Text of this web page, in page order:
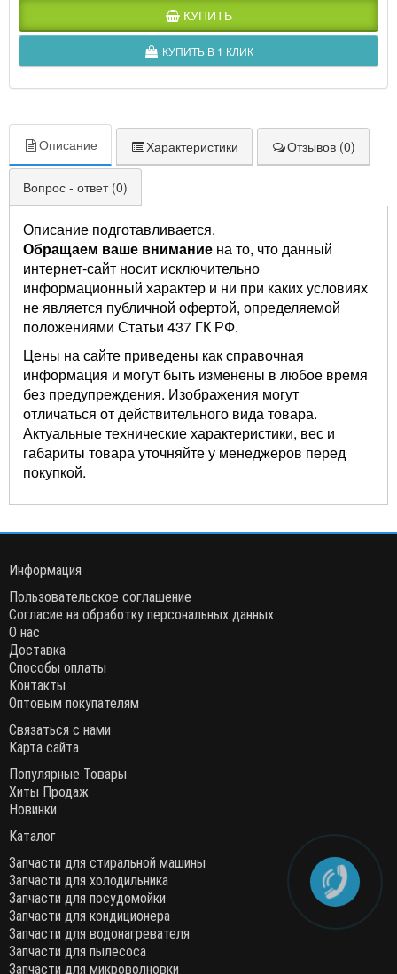
КУПИТЬ
КУПИТЬ В 1 КЛИК
Описание Характеристики Отзывов (0)
Вопрос - ответ (0)
Описание подготавливается.
Обращаем ваше внимание на то, что данный
интернет-сайт носит исключительно
информационный характер и ни при каких условиях
не является публичной офертой, определяемой
положениями Статьи 437 ГК РФ.
Цены на сайте приведены как справочная
информация и могут быть изменены в любое время
без предупреждения. Изображения могут
отличаться от действительного вида товара.
Актуальные технические характеристики, вес и
габариты товара уточняйте у менеджеров перед
покупкой.
Информация
Пользовательское соглашение
Согласие на обработку персональных данных
О нас
Доставка
Способы оплаты
Контакты
Оптовым покупателям
Связаться с нами
Карта сайта
Популярные Товары
Хиты Продаж
Новинки
Каталог
Запчасти для стиральной машины
Запчасти для холодильника
Запчасти для посудомойки
Запчасти для кондиционера
Запчасти для водонагревателя
Запчасти для пылесоса
Запчасти для микроволновки